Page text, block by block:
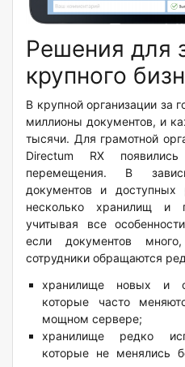
Решения для
крупного
В крупной организации за
миллионы документов, и
тысячи. Для грамотной
Directum RX
перемещения. В
документов и доступных
несколько хранилищ и
учитывая все
если документов
сотрудники обращаются
хранилище новых и
которые часто
мощном сервере;
хранилище редко
которые не менялись